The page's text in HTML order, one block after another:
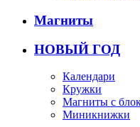
Магниты
НОВЫЙ ГОД
Календари
Кружки
Магниты с
Миникнижки